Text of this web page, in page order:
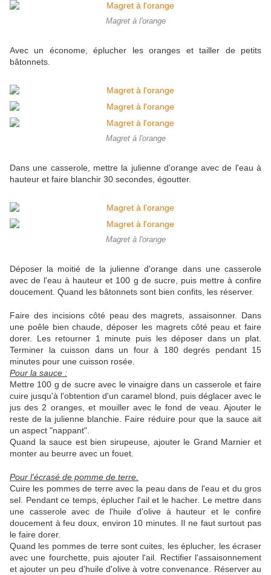
Magret à l'orange
Avec un économe, éplucher les oranges et tailler de petits
bâtonnets.
Magret à l'orange
Dans une casserole, mettre la julienne d'orange avec de l'eau à
hauteur et faire blanchir 30 secondes, égoutter.
Magret à l'orange
Déposer la moitié de la julienne d'orange dans une casserole
avec de l'eau à hauteur et 100 g de sucre, puis mettre à confire
doucement. Quand les bâtonnets sont bien confits, les réserver.
Faire des incisions côté peau des magrets, assaisonner. Dans
une poêle bien chaude, déposer les magrets côté peau et faire
dorer. Les retourner 1 minute puis les déposer dans un plat.
Terminer la cuisson dans un four à 180 degrés pendant 15
minutes pour une cuisson rosée.
Pour la sauce :
Mettre 100 g de sucre avec le vinaigre dans un casserole et faire
cuire jusqu'à l'obtention d'un caramel blond, puis déglacer avec le
jus des 2 oranges, et mouiller avec le fond de veau. Ajouter le
reste de la julienne blanchie. Faire réduire pour que la sauce ait
un aspect "nappant".
Quand la sauce est bien sirupeuse, ajouter le Grand Marnier et
monter au beurre avec un fouet.
Pour l'écrasé de pomme de terre.
Cuire les pommes de terre avec la peau dans de l'eau et du gros
sel. Pendant ce temps, éplucher l'ail et le hacher. Le mettre dans
une casserole avec de l'huile d'olive à hauteur et le confire
doucement à feu doux, environ 10 minutes. Il ne faut surtout pas
le faire dorer.
Quand les pommes de terre sont cuites, les éplucher, les écraser
avec une fourchette, puis ajouter l'ail. Rectifier l'assaisonnement
et ajouter un peu d'huile d'olive à votre convenance. Réserver au